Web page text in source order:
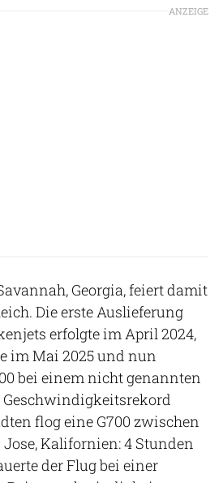
ANZEIGE
Georgia, feiert damit
Die erste Auslieferung
erfolgte im April 2024,
im Mai 2025 und nun
bei einem nicht genannten
Geschwindigkeitsrekord
flog eine G700 zwischen
Kalifornien: 4 Stunden
der Flug bei einer